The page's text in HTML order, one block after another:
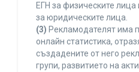
ЕГН за физическите
за юридическите лица.
(3) Рекламодателят има
онлайн статистика,
създадените от него
групи, развитието на